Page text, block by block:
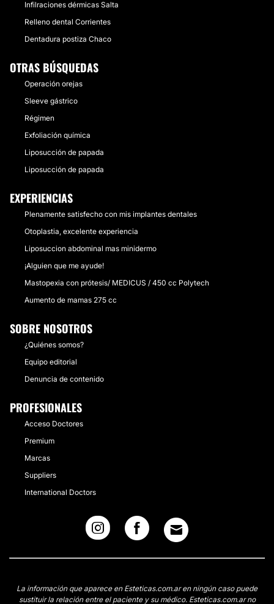
Infilraciones dérmicas Salta
Relleno dental Corrientes
Dentadura postiza Chaco
OTRAS BÚSQUEDAS
Operación orejas
Sleeve gástrico
Régimen
Exfoliación química
Liposucción de papada
Liposucción de papada
EXPERIENCIAS
Plenamente satisfecho con mis implantes dentales
Otoplastia, excelente experiencia
Liposuccion abdominal mas minidermo
¡Alguien que me ayude!
Mastopexia con prótesis/ MEDICUS / 450 cc Polytech
Aumento de mamas 275 cc
SOBRE NOSOTROS
¿Quiénes somos?
Equipo editorial
Denuncia de contenido
PROFESIONALES
Acceso Doctores
Premium
Marcas
Suppliers
International Doctors
La información que aparece en Esteticas.com.ar en ningún caso puede
sustituir la relación entre el paciente y su médico. Esteticas.com.ar no